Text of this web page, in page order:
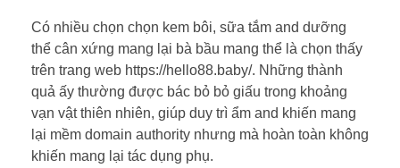
Có nhiều chọn chọn kem bôi, sữa tắm and dưỡng
thể cân xứng mang lại bà bầu mang thể là chọn thấy
trên trang web https://hello88.baby/. Những thành
quả ấy thường được bác bỏ bỏ giấu trong khoảng
vạn vật thiên nhiên, giúp duy trì ẩm and khiến mang
lại mềm domain authority nhưng mà hoàn toàn không
khiến mang lại tác dụng phụ.